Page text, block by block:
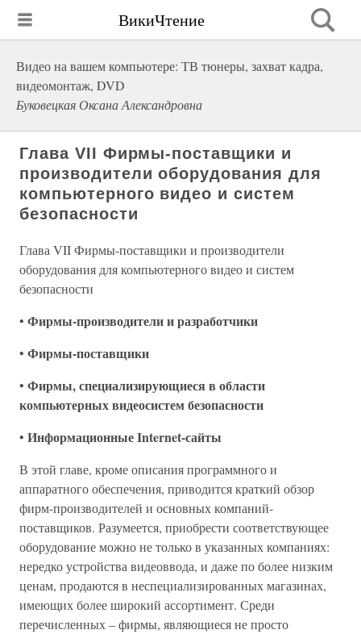
ВикиЧтение
Видео на вашем компьютере: ТВ тюнеры, захват кадра,
видеомонтаж, DVD
Буковецкая Оксана Александровна
Глава VII Фирмы-поставщики и
производители оборудования для
компьютерного видео и систем
безопасности
Глава VII Фирмы-поставщики и производители
оборудования для компьютерного видео и систем
безопасности
• Фирмы-производители и разработчики
• Фирмы-поставщики
• Фирмы, специализирующиеся в области
компьютерных видеосистем безопасности
• Информационные Internet-сайты
В этой главе, кроме описания программного и
аппаратного обеспечения, приводится краткий обзор
фирм-производителей и основных компаний-
поставщиков. Разумеется, приобрести соответствующее
оборудование можно не только в указанных компаниях:
нередко устройства видеоввода, и даже по более низким
ценам, продаются в неспециализированных магазинах,
имеющих более широкий ассортимент. Среди
перечисленных – фирмы, являющиеся не просто